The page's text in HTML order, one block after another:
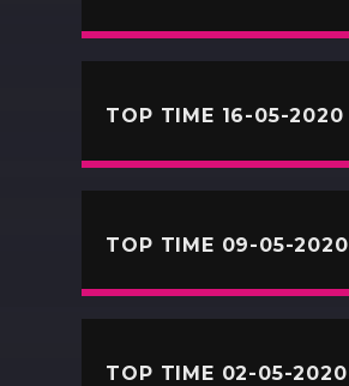
TOP TIME 16-05-2020
TOP TIME 09-05-2020
TOP TIME 02-05-2020